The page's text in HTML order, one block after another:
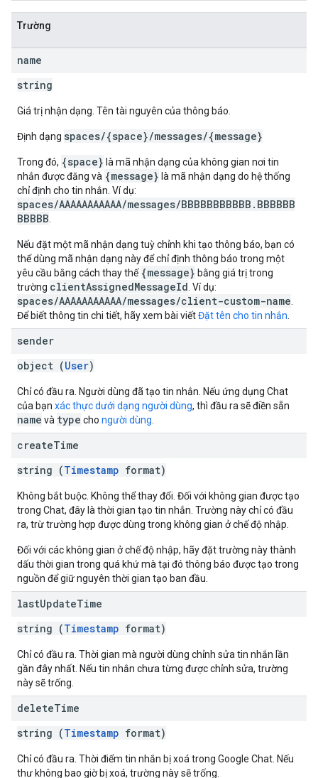
Trường
name
string
Giá trị nhận dạng. Tên tài nguyên của thông báo.
Định dạng spaces/{space}/messages/{message}
Trong đó, {space} là mã nhận dạng của không gian nơi tin
nhắn được đăng và {message} là mã nhận dạng do hệ thống
chỉ định cho tin nhắn. Ví dụ:
spaces/AAAAAAAAAAA/messages/BBBBBBBBBBB.BBBBBB
BBBBB
Nếu đặt một mã nhận dạng tuỳ chỉnh khi tạo thông báo, bạn có
thể dùng mã nhận dạng này để chỉ định thông báo trong một
yêu cầu bằng cách thay thế {message} bằng giá trị trong
trường clientAssignedMessageId . Ví dụ:
spaces/AAAAAAAAAAA/messages/client-custom-name
Để biết thông tin chi tiết, hãy xem bài viếtĐặt tên cho tin nhắn
sender
object (User)
Chỉ có đầu ra. Người dùng đã tạo tin nhắn. Nếu ứng dụng Chat
của bạn xác thực dưới dạng người dùng, thì đầu ra sẽ điền sẵn
name và type cho người dùng
createTime
string (Timestamp format)
Không bắt buộc. Không thể thay đổi. Đối với không gian được tạo
trong Chat, đây là thời gian tạo tin nhắn. Trường này chỉ có đầu
ra, trừ trường hợp được dùng trong không gian ở chế độ nhập.
Đối với các không gian ở chế độ nhập, hãy đặt trường này thành
dấu thời gian trong quá khứ mà tại đó thông báo được tạo trong
nguồn để giữ nguyên thời gian tạo ban đầu.
lastUpdateTime
string (Timestamp format)
Chỉ có đầu ra. Thời gian mà người dùng chỉnh sửa tin nhắn lần
gần đây nhất. Nếu tin nhắn chưa từng được chỉnh sửa, trường
này sẽ trống.
deleteTime
string (Timestamp format)
Chỉ có đầu ra. Thời điểm tin nhắn bị xoá trong Google Chat. Nếu
thư không bao giờ bị xoá, trường này sẽ trống.